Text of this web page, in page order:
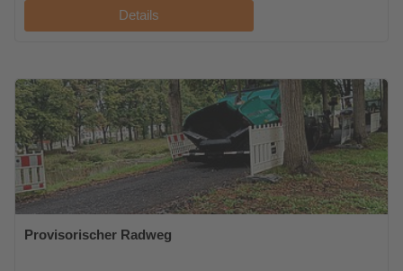
Details
Provisorischer Radweg